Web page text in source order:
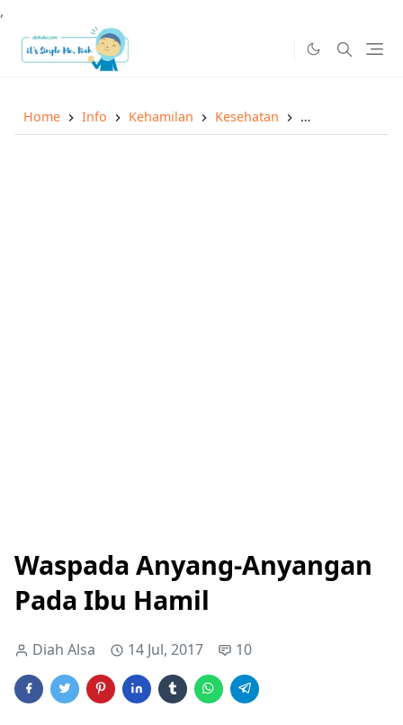
,
Home Info Kehamilan Kesehatan Sponsored Post
Waspada Anyang-Anyangan
Pada Ibu Hamil
Diah Alsa 14 Jul, 2017 10